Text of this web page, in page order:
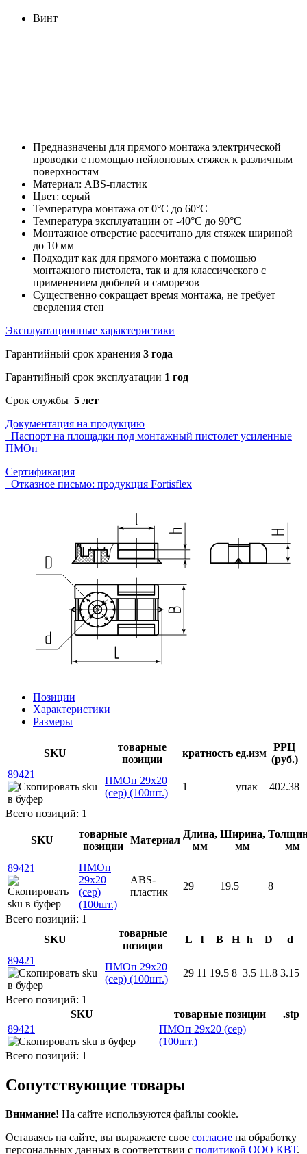
Винт
Предназначены для прямого монтажа электрической
проводки с помощью нейлоновых стяжек к различным
поверхностям
Материал: ABS-пластик
Цвет: серый
Температура монтажа от 0°С до 60°С
Температура эксплуатации от -40°С до 90°С
Монтажное отверстие рассчитано для стяжек шириной
до 10 мм
Подходит как для прямого монтажа с помощью
монтажного пистолета, так и для классического с
применением дюбелей и саморезов
Существенно сокращает время монтажа, не требует
сверления стен
Эксплуатационные характеристики
Гарантийный срок хранения 3 года
Гарантийный срок эксплуатации 1 год
Срок службы 5 лет
Документация на продукцию
Паспорт на площадки под монтажный пистолет усиленные
ПМОп
Сертификация
Отказное письмо: продукция Fortisflex
Позиции
Характеристики
Размеры
SKU
товарные
позиции
кратность ед.изм
РРЦ
(руб.)
89421
ПМОп 29х20
(сер) (100шт.)
1 упак 402.38
Всего позиций: 1
SKU
товарные
позиции
Материал
Длина,
мм
Ширина,
мм
мм
89421
ПМОп
29х20
(сер)
(100шт.)
ABS-
пластик
29 19.5 8
Всего позиций: 1
SKU
товарные
позиции
L l B H h D
d
89421
ПМОп 29х20
(сер) (100шт.)
29 11 19.5 8 3.5 11.8 3.15
Всего позиций: 1
SKU
товарные позиции
.stp
89421
ПМОп 29х20 (сер)
(100шт.)
Всего позиций: 1
Сопутствующие товары
Внимание! На сайте используются файлы cookie.
Оставаясь на сайте, вы выражаете свое согласие на обработку
персональных данных в соответствии с политикой ООО КВТ.